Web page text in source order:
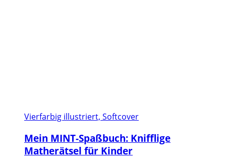
Vierfarbig illustriert, Softcover
Mein MINT-Spaßbuch: Knifflige
Matherätsel für Kinder